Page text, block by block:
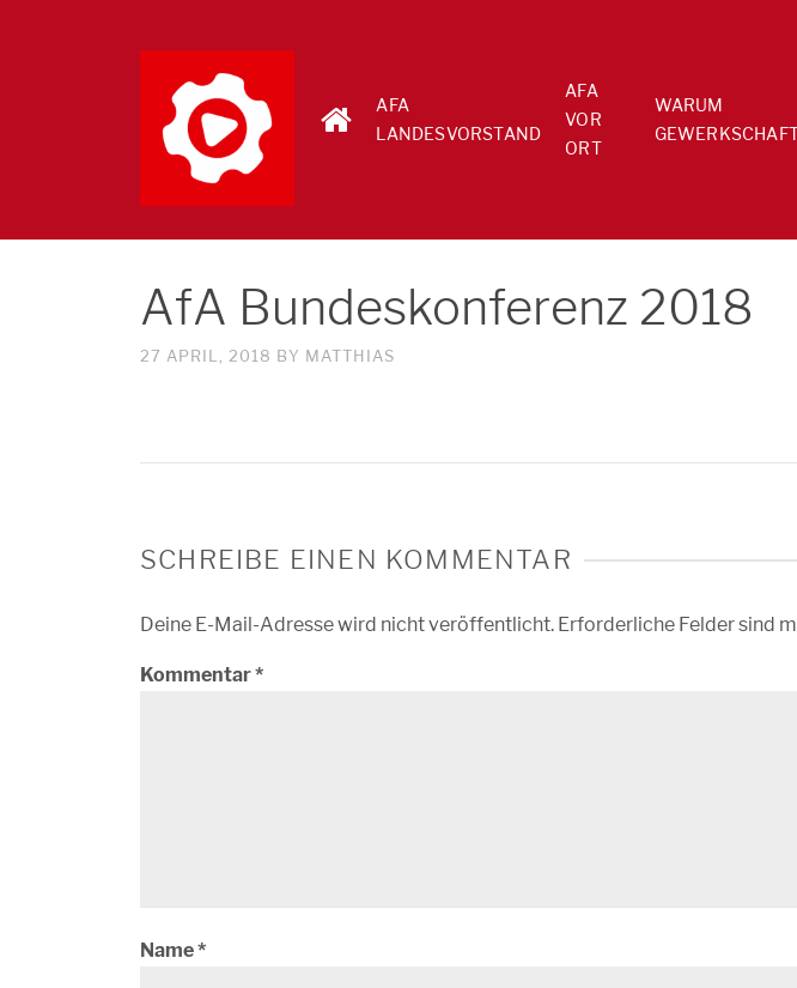
AFA
LANDESVORSTAND
AFA
VOR
ORT
WARUM
AfA Bundeskonferenz 2018
27 APRIL, 2018 BY MATTHIAS
SCHREIBE EINEN KOMMENTAR
Deine E-Mail-Adresse wird nicht veröffentlicht. Erforderliche Felder sind
Kommentar*
Name*